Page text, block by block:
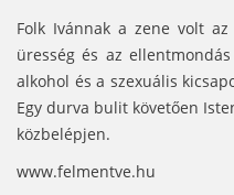
Folk Ivánnak a zene volt
üresség és az
alkohol és a szexuális
Egy durva bulit követően
közbelépjen.
www.felmentve.hu